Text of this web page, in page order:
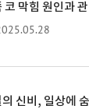
코 막힘 원인과
신비, 일상에